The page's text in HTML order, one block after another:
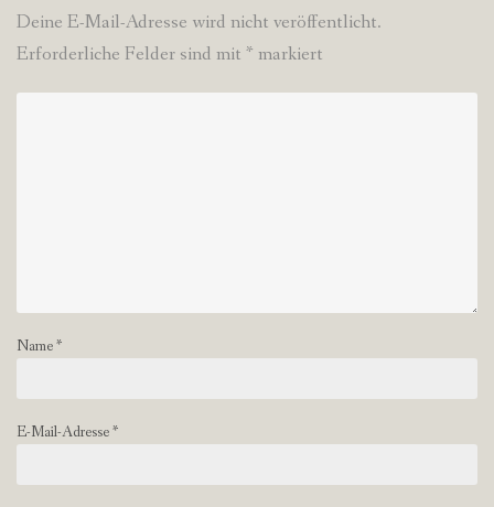
Deine E-Mail-Adresse wird nicht veröffentlicht.
Erforderliche Felder sind mit * markiert
Name*
E-Mail-Adresse*